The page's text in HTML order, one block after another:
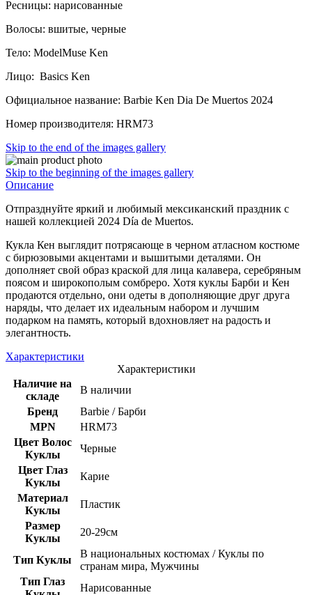
Ресницы: нарисованные
Волосы: вшитые, черные
Тело: ModelMuse Ken
Лицо: Basics Ken
Официальное название: Barbie Ken Dia De Muertos 2024
Номер производителя: HRM73
Skip to the end of the images gallery
Skip to the beginning of the images gallery
Описание
Отпразднуйте яркий и любимый мексиканский праздник с
нашей коллекцией 2024 Día de Muertos.
Кукла Кен выглядит потрясающе в черном атласном костюме
с бирюзовыми акцентами и вышитыми деталями. Он
дополняет свой образ краской для лица калавера, серебряным
поясом и широкополым сомбреро. Хотя куклы Барби и Кен
продаются отдельно, они одеты в дополняющие друг друга
наряды, что делает их идеальным набором и лучшим
подарком на память, который вдохновляет на радость и
элегантность.
Характеристики
Характеристики
Наличие на
складе
В наличии
Бренд
Barbie / Барби
MPN
HRM73
Цвет Волос
Куклы
Черные
Цвет Глаз
Куклы
Карие
Материал
Куклы
Пластик
Размер
Куклы
20-29см
Тип Куклы
В национальных костюмах / Куклы по
странам мира, Мужчины
Тип Глаз
Нарисованные